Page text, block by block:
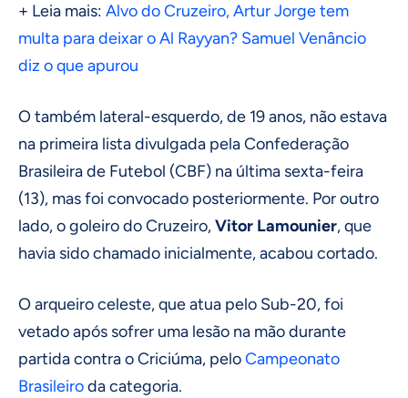
+ Leia mais: Alvo do Cruzeiro, Artur Jorge tem
multa para deixar o Al Rayyan? Samuel Venâncio
diz o que apurou
O também lateral-esquerdo, de 19 anos, não estava
na primeira lista divulgada pela Confederação
Brasileira de Futebol (CBF) na última sexta-feira
(13), mas foi convocado posteriormente. Por outro
lado, o goleiro do Cruzeiro,Vitor Lamounier, que
havia sido chamado inicialmente, acabou cortado.
O arqueiro celeste, que atua pelo Sub-20, foi
vetado após sofrer uma lesão na mão durante
partida contra o Criciúma, peloCampeonato
Brasileiroda categoria.